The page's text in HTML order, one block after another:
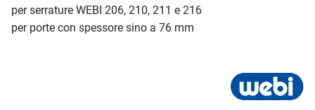
per serrature WEBI 206, 210, 211 e 216
per porte con spessore sino a 76 mm